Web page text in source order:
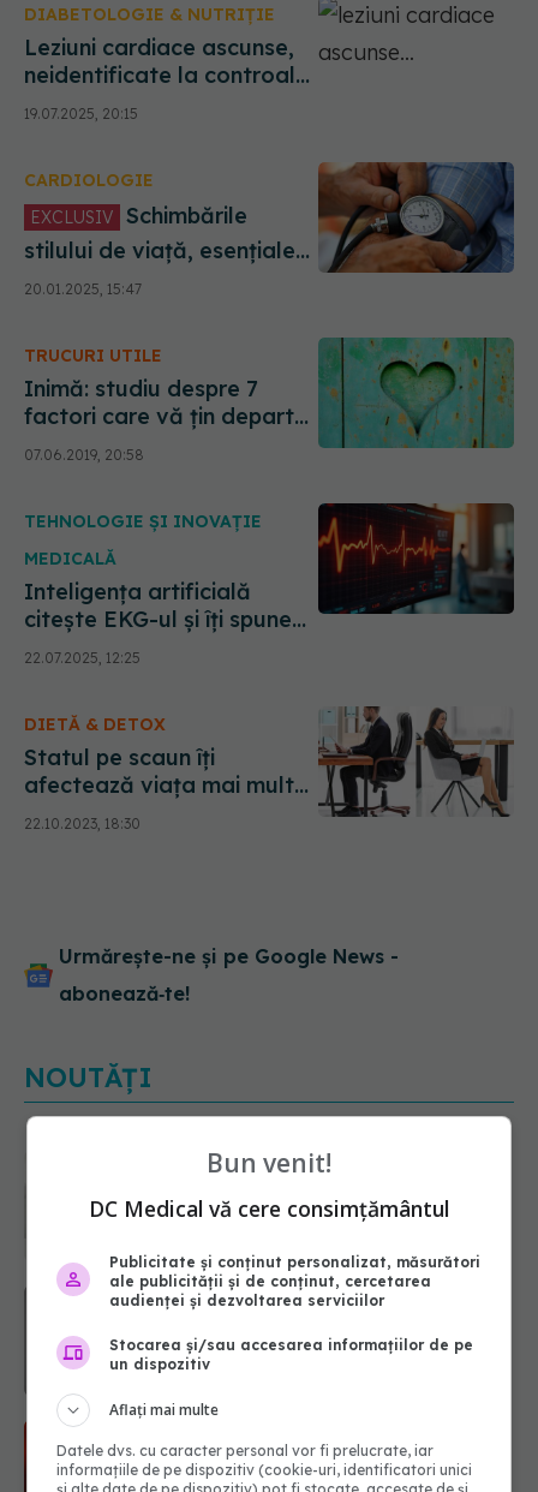
DIABETOLOGIE & NUTRIȚIE
Leziuni cardiace ascunse,
neidentificate la controale
de rutină. Femeile, cele mai
expuse
19.07.2025, 20:15
CARDIOLOGIE
EXCLUSIV
stilului de viață, esențiale
pentru gestionarea
hipertensiunii. Prof. dr.
Tratamentul non-
medicamentos, la fel de
important
20.01.2025, 15:47
TRUCURI UTILE
Inimă: studiu despre 7
factori care vă țin departe
de boli cardiace
07.06.2019, 20:58
TEHNOLOGIE ȘI INOVAȚIE
MEDICALĂ
Inteligența artificială
citește EKG-ul și îți spune
dacă trebuie să faci
ecografie la inimă
22.07.2025, 12:25
DIETĂ & DETOX
Statul pe scaun îți
afectează viața mai mult
decât crezi. Crește riscul
de boli de inimă cu 147%
22.10.2023, 18:30
Urmărește-ne și pe Google News -
abonează‑te!
NOUTĂȚI
Ce poți mânca și ce trebuie să eviți
care reduce inflamația stomacului
Microplasticele pot traversa bariera
08.08.2026, 18:00
păr. Tot mai multe femei îl adoră
08.08.2026, 17:00
Bun venit!
DC Medical vă cere consimțământul
Publicitate și conținut personalizat, măsurători
ale publicității și de conținut, cercetarea
audienței și dezvoltarea serviciilor
Stocarea și/sau accesarea informațiilor de pe
un dispozitiv
Aflați mai multe
Datele dvs. cu caracter personal vor fi prelucrate, iar
informațiile de pe dispozitiv (cookie-uri, identificatori unici